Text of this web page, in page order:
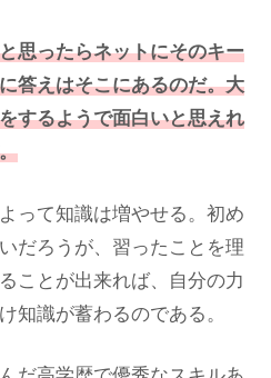
思ったらネットにそのキー
答えはそこにあるのだ。大
するようで面白いと思えれ
って知識は増やせる。初め
だろうが、習ったことを理
ことが出来れば、自分の力
知識が蓄わるのである。